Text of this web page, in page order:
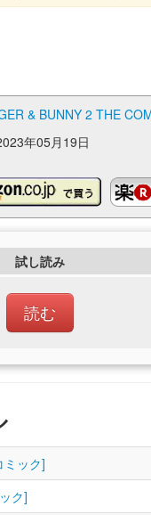
& BUNNY 2 THE
年05月19日
試し読み
読む
ミック]
ク]